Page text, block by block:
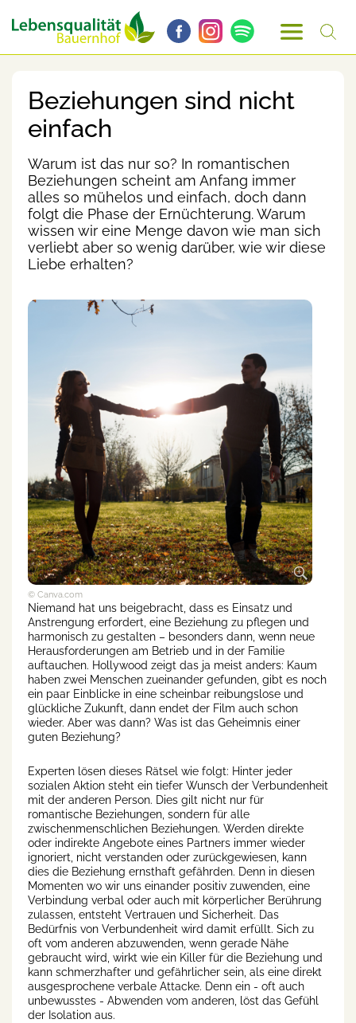
Beziehungen sind nicht
einfach
Warum ist das nur so? In romantischen
Beziehungen scheint am Anfang immer
alles so mühelos und einfach, doch dann
folgt die Phase der Ernüchterung. Warum
wissen wir eine Menge davon wie man sich
verliebt aber so wenig darüber, wie wir diese
Liebe erhalten?
© Canva.com
Niemand hat uns beigebracht, dass es Einsatz und
Anstrengung erfordert, eine Beziehung zu pflegen und
harmonisch zu gestalten – besonders dann, wenn neue
Herausforderungen am Betrieb und in der Familie
auftauchen. Hollywood zeigt das ja meist anders: Kaum
haben zwei Menschen zueinander gefunden, gibt es noch
ein paar Einblicke in eine scheinbar reibungslose und
glückliche Zukunft, dann endet der Film auch schon
wieder. Aber was dann? Was ist das Geheimnis einer
guten Beziehung?
Experten lösen dieses Rätsel wie folgt: Hinter jeder
sozialen Aktion steht ein tiefer Wunsch der Verbundenheit
mit der anderen Person. Dies gilt nicht nur für
romantische Beziehungen, sondern für alle
zwischenmenschlichen Beziehungen. Werden direkte
oder indirekte Angebote eines Partners immer wieder
ignoriert, nicht verstanden oder zurückgewiesen, kann
dies die Beziehung ernsthaft gefährden. Denn in diesen
Momenten wo wir uns einander positiv zuwenden, eine
Verbindung verbal oder auch mit körperlicher Berührung
zulassen, entsteht Vertrauen und Sicherheit. Das
Bedürfnis von Verbundenheit wird damit erfüllt. Sich zu
oft vom anderen abzuwenden, wenn gerade Nähe
gebraucht wird, wirkt wie ein Killer für die Beziehung und
kann schmerzhafter und gefährlicher sein, als eine direkt
ausgesprochene verbale Attacke. Denn ein - oft auch
unbewusstes - Abwenden vom anderen, löst das Gefühl
der Isolation aus.